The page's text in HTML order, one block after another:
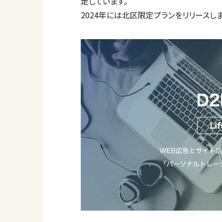
2024年には北区限定プランをリリースし